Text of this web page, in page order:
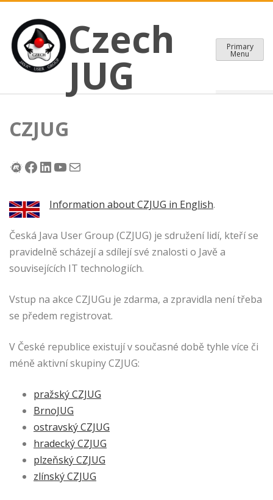
content
Czech JUG
CZECH JAVA USER GROUP
Czech
JUG
Primary
Menu
CZJUG
Meetup
Facebook
LinkedIn
CZJUG Youtube kanál
Mail
Information about CZJUG in English.
Česká Java User Group (CZJUG) je sdružení lidí, kteří se
pravidelně scházejí a sdílejí své znalosti o Javě a
souvisejících IT technologiích.
Vstup na akce CZJUGu je zdarma, a zpravidla není třeba
se předem registrovat.
V České republice existují v současné době tyhle více či
méně aktivní skupiny CZJUG:
pražský CZJUG
BrnoJUG
ostravský CZJUG
hradecký CZJUG
plzeňský CZJUG
zlínský CZJUG